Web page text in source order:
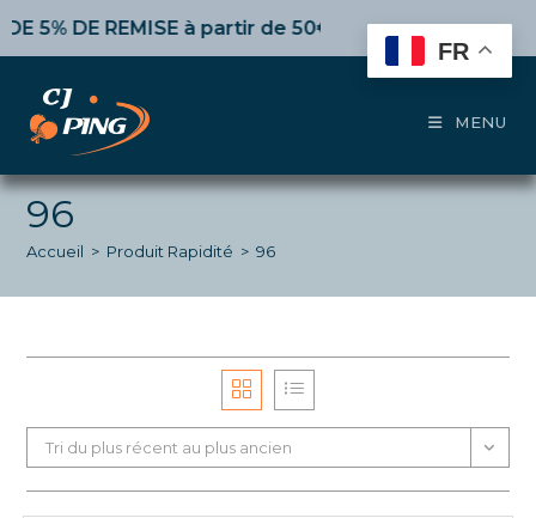
REMISE à partir de 50€ d’achat, 10%dès 100€,15%
MENU
96
Accueil > Produit Rapidité > 96
Tri du plus récent au plus ancien
FR